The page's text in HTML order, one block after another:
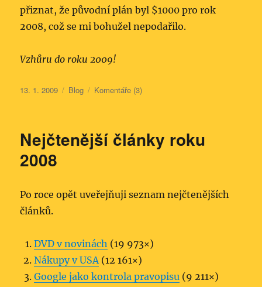
přiznat, že původní plán byl $1000 pro rok
2008, což se mi bohužel nepodařilo.
Vzhůru do roku 2009!
Publikováno:
13. 1. 2009 Rubriky:
Blog Komentáře (3)
Nejčtenější články roku
2008
Po roce opět uveřejňuji seznam nejčtenějších
článků.
DVD v novinách (19 973×)
Nákupy v USA (12 161×)
Google jako kontrola pravopisu (9 211×)